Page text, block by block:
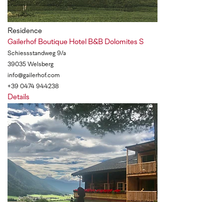
Residence
Gailerhof Boutique Hotel B&B Dolomites S
Schiessstandweg 9/a
39035 Welsberg
info@gailerhof.com
+39 0474 944238
Details